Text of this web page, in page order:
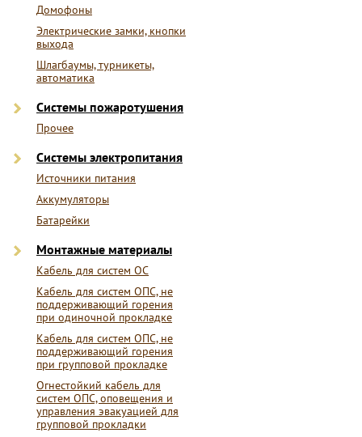
Домофоны
Электрические замки, кнопки
выхода
Шлагбаумы, турникеты,
автоматика
Системы пожаротушения
Прочее
Системы электропитания
Источники питания
Аккумуляторы
Батарейки
Монтажные материалы
Кабель для систем ОС
Кабель для систем ОПС, не
поддерживающий горения
при одиночной прокладке
Кабель для систем ОПС, не
поддерживающий горения
при групповой прокладке
Огнестойкий кабель для
систем ОПС, оповещения и
управления эвакуацией для
групповой прокладки